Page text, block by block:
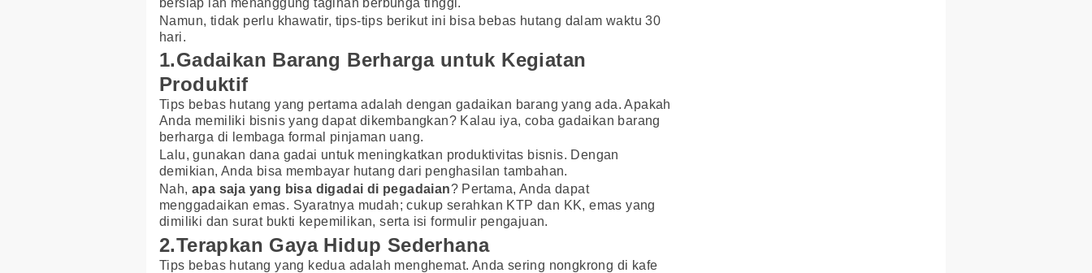
bersiap lah menanggung tagihan berbunga tinggi.
Namun, tidak perlu khawatir, tips-tips berikut ini bisa bebas hutang dalam waktu 30
hari.
1.Gadaikan Barang Berharga untuk Kegiatan
Produktif
Tips bebas hutang yang pertama adalah dengan gadaikan barang yang ada. Apakah
Anda memiliki bisnis yang dapat dikembangkan? Kalau iya, coba gadaikan barang
berharga di lembaga formal pinjaman uang.
Lalu, gunakan dana gadai untuk meningkatkan produktivitas bisnis. Dengan
demikian, Anda bisa membayar hutang dari penghasilan tambahan.
Nah, apa saja yang bisa digadai di pegadaian? Pertama, Anda dapat
menggadaikan emas. Syaratnya mudah; cukup serahkan KTP dan KK, emas yang
dimiliki dan surat bukti kepemilikan, serta isi formulir pengajuan.
2.Terapkan Gaya Hidup Sederhana
Tips bebas hutang yang kedua adalah menghemat. Anda sering nongkrong di kafe